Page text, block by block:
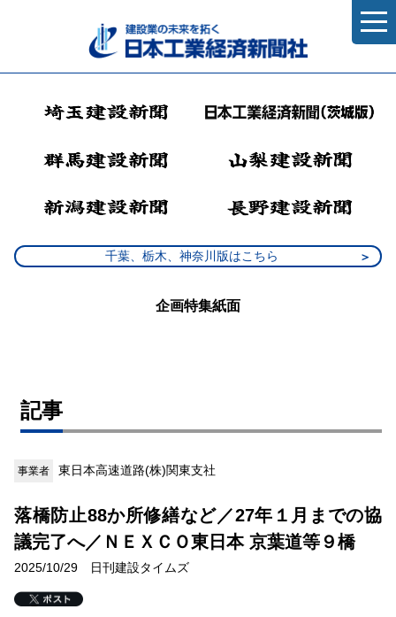
千葉、栃木、神奈川版はこちら
企画特集紙面
記事
事業者 東日本高速道路(株)関東支社
落橋防止88か所修繕など／27年１月までの協
議完了へ／ＮＥＸＣＯ東日本 京葉道等９橋
2025/10/29 日刊建設タイムズ